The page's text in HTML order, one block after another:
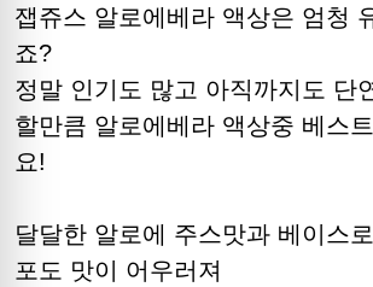
잽쥬스 알로에베라 액상은 엄청
죠?
정말 인기도 많고 아직까지도 단
할만큼 알로에베라 액상중 베스
요!
달달한 알로에 주스맛과 베이스
포도 맛이 어우러져